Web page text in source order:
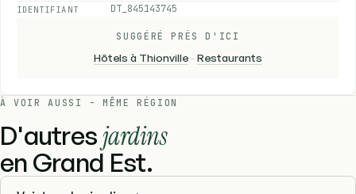
IDENTIFIANT DT_845143745
SUGGÉRÉ PRÈS D'ICI
Hôtels à Thionville-Restaurants
À VOIR AUSSI - MÊME RÉGION
D'autresjardins
en Grand Est.